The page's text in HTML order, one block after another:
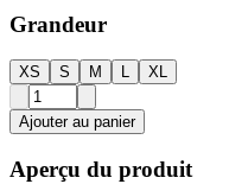
Grandeur
XS S M L XL
Ajouter au panier
Aperçu du produit